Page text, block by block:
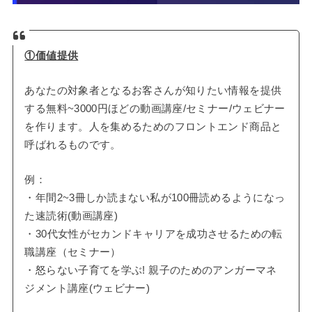
①価値提供
あなたの対象者となるお客さんが知りたい情報を提供
する無料~3000円ほどの動画講座/セミナー/ウェビナー
を作ります。人を集めるためのフロントエンド商品と
呼ばれるものです。
例：
・年間2~3冊しか読まない私が100冊読めるようになっ
た速読術(動画講座)
・30代女性がセカンドキャリアを成功させるための転
職講座（セミナー）
・怒らない子育てを学ぶ! 親子のためのアンガーマネ
ジメント講座(ウェビナー)